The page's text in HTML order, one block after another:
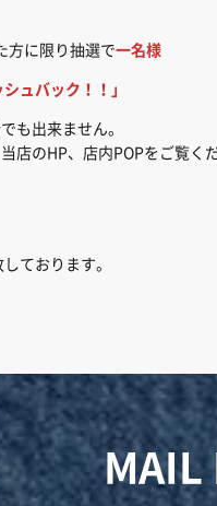
方に限り抽選で一名様
ュバック！！」
も出来ません。
店のHP、店内POPをご覧くだ
ております。
MAIL